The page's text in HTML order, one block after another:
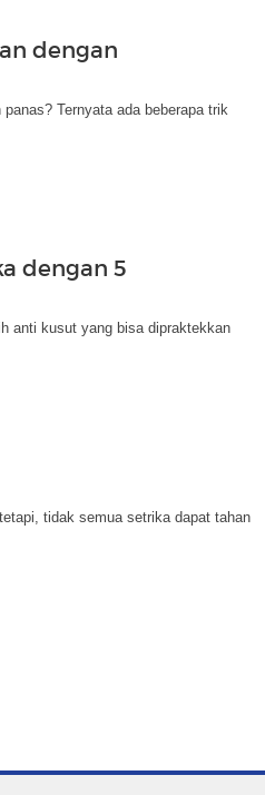
dengan
Ternyata ada beberapa trik
dengan 5
anti kusut yang bisa dipraktekkan
tidak semua setrika dapat tahan